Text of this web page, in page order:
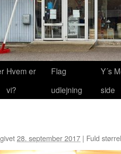
Hvem er
vi?
Flag
udlejning
Y´s
side
28. september 2017 | Fuld